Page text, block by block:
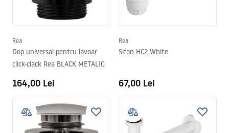
Rea
Dop universal pentru lavoar
click-clack Rea BLACK METALIC
164,00 Lei
Rea
Sifon HC2 White
67,00 Lei